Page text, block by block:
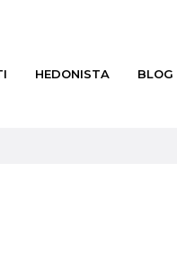
HEDONISTA BLOG